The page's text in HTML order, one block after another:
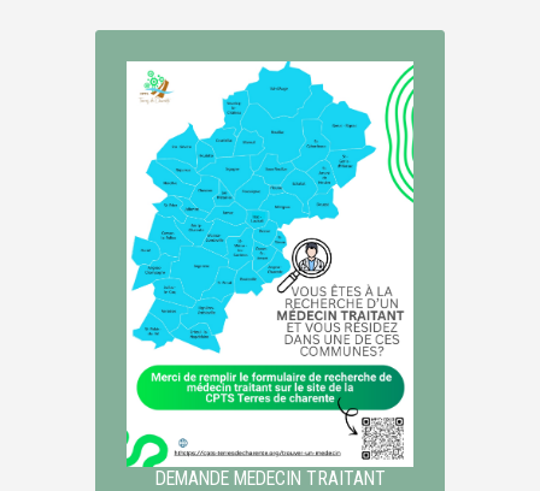
DEMANDE MEDECIN TRAITANT